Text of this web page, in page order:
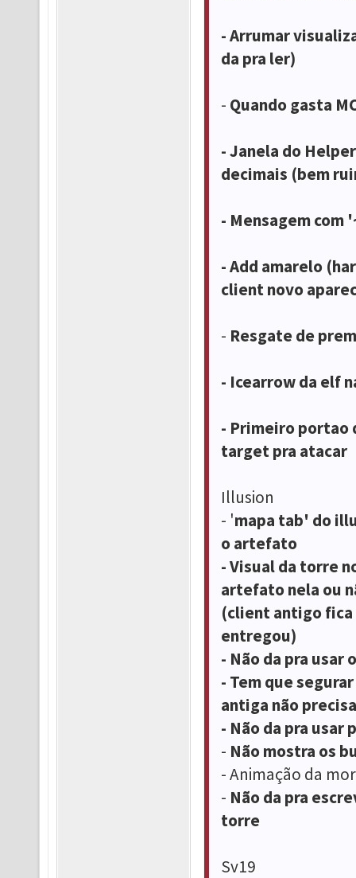
- Arrumar
da pra ler)
- Quando gasta
- Janela do
decimais (bem
- Mensagem com
- Add amarelo
client novo
- Resgate de
- Icearrow da elf
- Primeiro portao
target pra atacar
Illusion
- 'mapa tab' do
o artefato
- Visual da torre
artefato nela ou
(client antigo fica
entregou)
- Não da pra usar
- Tem que
antiga não
- Não da pra
- Não mostra os
- Animação da
- Não da pra
torre
Sv19